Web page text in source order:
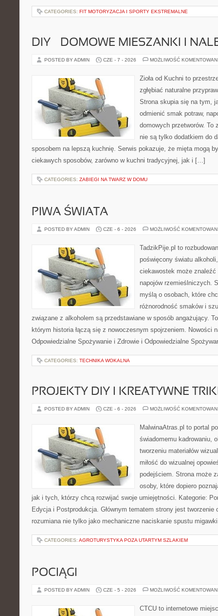
CATEGORIES: FIT MOTORYZACJA I SPORTY EKSTREMALNE
DIY – DOMOWE MIESZANKI I
POSTED BY ADMIN CZE - 7 - 2026 MOŻLIWOŚĆ
Zioła od Kuchni to
zgłębiać naturalne
Strona skupia się na tym,
odmienić smak potraw,
domowych przetworów. To
nie są tylko dodatkiem do
sposobem na lepszą kuchnię. Serwis pokazuje, że mięta mogą
ciekawych sposobów, zarówno w kuchni tradycyjnej, jak i […]
CATEGORIES: ZABIEGI NA TWARZ W DOMU
PIWA ŚWIATA
POSTED BY ADMIN CZE - 6 - 2026 MOŻLIWOŚĆ
TadzikPije.pl to
poświęcony światu
ciekawostek może
napojów rzemieślniczych.
myślą o osobach, które
różnorodność smaków i
związane z alkoholem są przedstawiane w sposób angażujący.
którym historia łączą się z nowoczesnym spojrzeniem. Nowości
Odpowiedzialne Spożywanie i Zdrowie i Odpowiedzialne
CATEGORIES: TECHNIKA WOKALNA
PROJEKTY DIY I KREATYWNE
POSTED BY ADMIN CZE - 6 - 2026 MOŻLIWOŚĆ
MalwinaAtras.pl to portal
świadomemu kadrowaniu,
tworzeniu materiałów
miłość do wizualnej
podejściem. Strona może
osoby, które dopiero
jak i tych, którzy chcą rozwijać swoje umiejętności. Kategorie:
Edycja i Postprodukcja. Głównym tematem strony jest tworzenie
rozumiana nie tylko jako mechaniczne naciskanie spustu
CATEGORIES: AGROTURYSTYKA POZA UTARTYM SZLAKIEM
POCIĄGI
POSTED BY ADMIN CZE - 5 - 2026 MOŻLIWOŚĆ
CTCU to internetowe